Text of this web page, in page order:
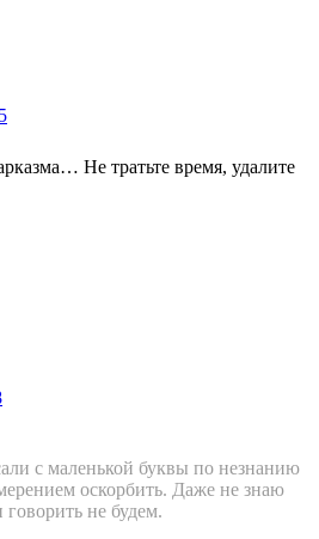
Не тратьте время, удалите
с маленькой буквы по незнанию
оскорбить. Даже не знаю
не будем.